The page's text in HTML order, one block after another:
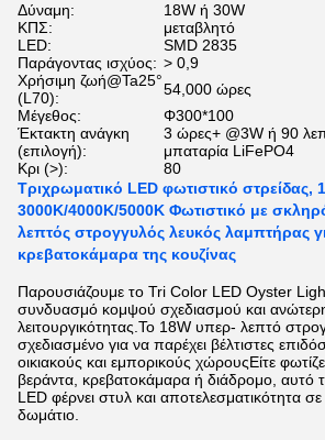
Δύναμη:
18W ή 30W
ΚΠΣ:
μεταβλητό
LED:
SMD 2835
Παράγοντας ισχύος: > 0,9
Χρήσιμη ζωή@Ta25°
(L70):
54,000 ώρες
Μέγεθος:
Φ300*100
Έκτακτη ανάγκη
(επιλογή):
3 ώρες+ @3W ή 90
μπαταρία LiFePO4
Κρι (>):
80
Τριχρωματικό LED φωτιστικό στρείδας,
3000K/4000K/5000K Φωτιστικό με
λεπτός στρογγυλός λευκός λαμπτήρας
κρεβατοκάμαρα της κουζίνας
Παρουσιάζουμε το Tri Color LED Oyster
συνδυασμό κομψού σχεδιασμού και
λειτουργικότητας.Το 18W υπερ- λεπτό
σχεδιασμένο για να παρέχει βέλτιστες
οικιακούς και εμπορικούς χώρουςΕίτε
βεράντα, κρεβατοκάμαρα ή διάδρομο, αυτό
LED φέρνει στυλ και αποτελεσματικότητα
δωμάτιο.